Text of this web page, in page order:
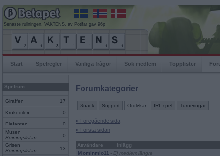
Senaste rullningen, VAKTENS, av Pötifar gav 96p
Start Spelregler Vanliga frågor Sök medlem Topplistor
Spelrum
Giraffen 17
Krokodilen 0
Elefanten
0
Musen
Böjningslistan
0
Grisen
Böjningslistan
13
Forumkategorier
Snack Support Ordlekar IRL-spel Turneringar
« Föregående sida
« Första sidan
Användare
Inlägg
Miominmio11 - Ej medlem längre